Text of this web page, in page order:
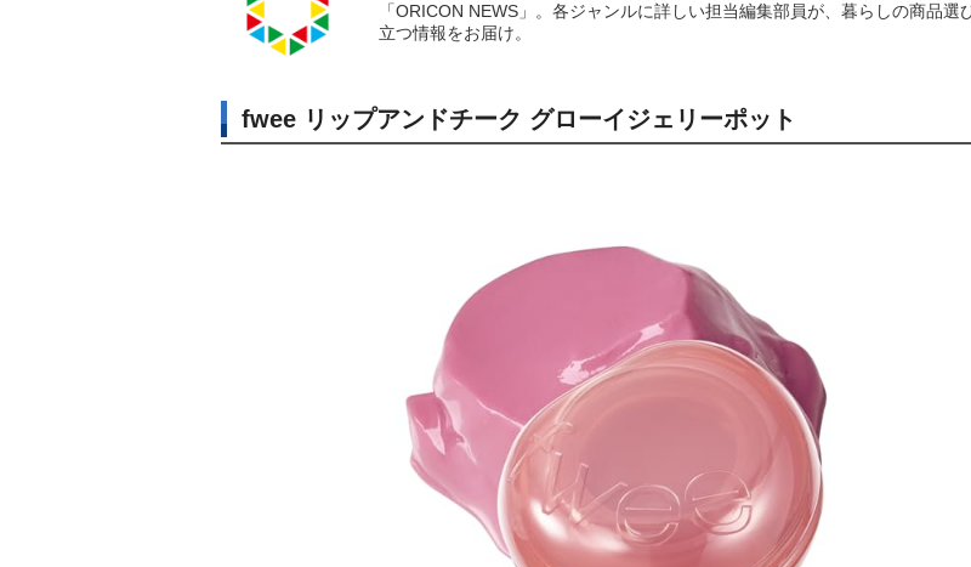
「ORICON NEWS」。各ジャンルに詳しい担当編集部員が、暮らしの商品選
立つ情報をお届け。
fwee リップアンドチーク グローイジェリーポット